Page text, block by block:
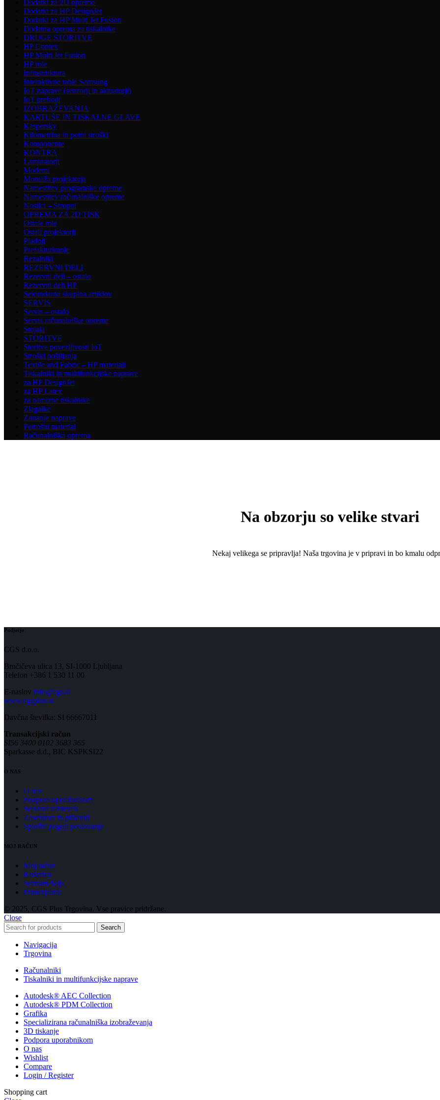
Dodatki za 2D opremo
Dodatki za HP DesignJet
Dodatki za HP Multi Jet Fusion
Dodatna oprema za tiskalnike
DRUGE STORITVE
HP Contex
HP Multi Jet Fusion
HP role
Infrastruktura
Interaktivne table Samsung
IoT naprave (senzorji in aktuatorji)
IoT prehodi
IZOBRAŽEVANJA
KARTUŠE IN TISKALNE GLAVE
Kaspersky
Kilometrina in potni stroški
Komponente
KONTRA
Laminatorji
Modemi
Montaža projektorja
Namestitev programske opreme
Namestitev računalniške opreme
Nosilci – Stropni
OPREMA ZA 2D TISK
Ostale role
Ostali projektorji
Pladnji
Prefakturiranje
Rezalniki
REZERVNI DELI
Rezervni deli – ostalo
Rezervni deli HP
Sekundarna skupina artiklov
SERVIS
Servis – ostalo
Servis računalniške opreme
Stojala
STORITVE
Storitve povezljivosti IoT
Stroški pošiljanja
Textile and Fabric – HP materiali
Tiskalniki in multifunkcijske naprave
za HP DesignJet
za HP Latex
za namizne tiskalnike
Zlagalke
Zunanje naprave
Potrošni material
Računalniška oprema
Na obzorju so velike stvari
Nekaj ​​velikega se pripravlja! Naša trgovina je v pripravi in ​​bo kmalu
Podjetje
CGS d.o.o.
Brnčičeva ulica 13, SI-1000 Ljubljana
Telefon +386 1 530 11 00
E-naslov info@cgs.si
www.cgsplus.si
Davčna številka: SI 66667011
Transakcijski račun
SI56 3400 0102 3683 365
Sparkasse d.d., BIC KSPKSI22
O NAS
O nas
Podpora uporabnikom
Servisni zahtevek
Zasebnost in piškotki
Splošni pogoji poslovanja
MOJ RAČUN
Moj račun
Košarica
Seznam želja
Primerjalnik
© 2025, CGS Plus Trgovina. Vse pravice pridržane.
Close
Search
Navigacija
Trgovina
Računalniki
Tiskalniki in multifunkcijske naprave
Autodesk® AEC Collection
Autodesk® PDM Collection
Grafika
Specializirana računalniška izobraževanja
3D tiskanje
Podpora uporabnikom
O nas
Wishlist
Compare
Login / Register
Shopping cart